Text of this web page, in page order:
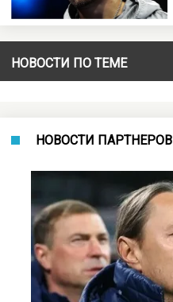
НОВОСТИ ПО ТЕМЕ
НОВОСТИ ПАРТНЕРОВ